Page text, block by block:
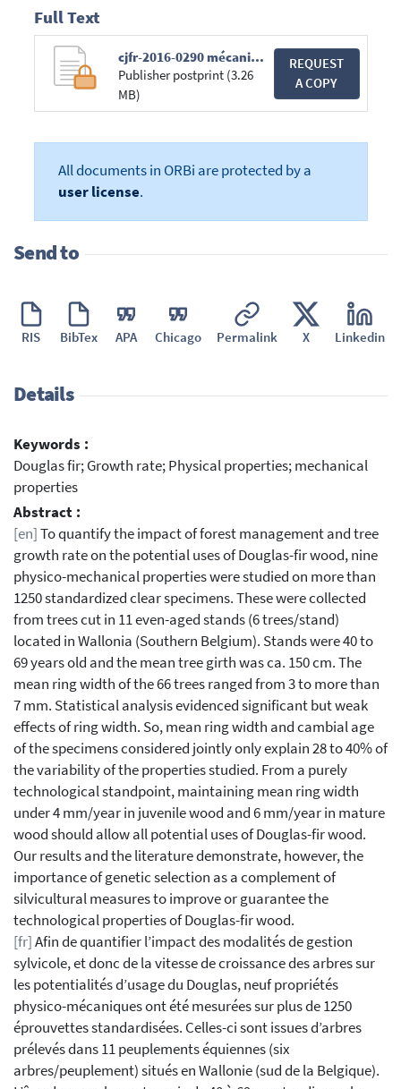
Full Text
cjfr-2016-0290 mécanique douglas.pdf
Publisher postprint (3.26
MB)
REQUEST
A COPY
All documents in ORBi are protected by a
user license.
Send to
RIS BibTex APA Chicago Permalink X Linkedin
Details
Keywords :
Douglas fir; Growth rate; Physical properties; mechanical
properties
Abstract :
[en]To quantify the impact of forest management and tree
growth rate on the potential uses of Douglas-fir wood, nine
physico-mechanical properties were studied on more than
1250 standardized clear specimens. These were collected
from trees cut in 11 even-aged stands (6 trees/stand)
located in Wallonia (Southern Belgium). Stands were 40 to
69 years old and the mean tree girth was ca. 150 cm. The
mean ring width of the 66 trees ranged from 3 to more than
7 mm. Statistical analysis evidenced significant but weak
effects of ring width. So, mean ring width and cambial age
of the specimens considered jointly only explain 28 to 40% of
the variability of the properties studied. From a purely
technological standpoint, maintaining mean ring width
under 4 mm/year in juvenile wood and 6 mm/year in mature
wood should allow all potential uses of Douglas-fir wood.
Our results and the literature demonstrate, however, the
importance of genetic selection as a complement of
silvicultural measures to improve or guarantee the
technological properties of Douglas-fir wood.
[fr]Afin de quantifier l’impact des modalités de gestion
sylvicole, et donc de la vitesse de croissance des arbres sur
les potentialités d’usage du Douglas, neuf propriétés
physico-mécaniques ont été mesurées sur plus de 1250
éprouvettes standardisées. Celles-ci sont issues d’arbres
prélevés dans 11 peuplements équiennes (six
arbres/peuplement) situés en Wallonie (sud de la Belgique).